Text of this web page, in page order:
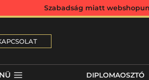
Szabadság miatt
DIPLOMAOSZTÓ